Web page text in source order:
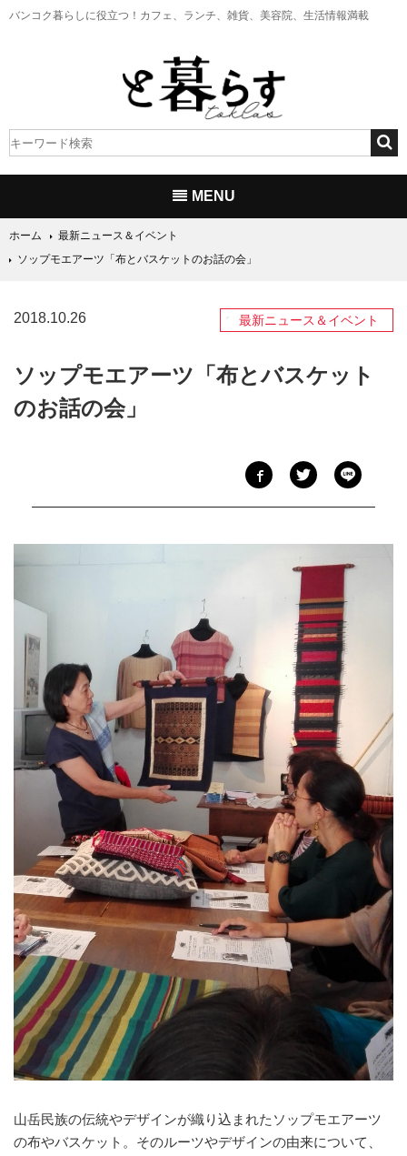
バンコク暮らしに役立つ！ カフェ、ランチ、雑貨、美容院、生活情報満載
MENU
ホーム
最新ニュース＆イベント
ソップモエアーツ「布とバスケットのお話の会」
2018.10.26 最新ニュース＆イベント
ソップモエアーツ「布とバスケット
のお話の会」
山岳民族の伝統やデザインが織り込まれたソップモエアーツ
の布やバスケット。そのルーツやデザインの由来について、